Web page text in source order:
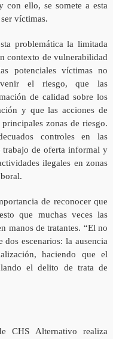
con ello, se somete a esta
víctimas.
problemática la limitada
contexto de vulnerabilidad
potenciales víctimas no
el riesgo, que las
de calidad sobre los
y que las acciones de
zonas de riesgo.
controles en las
trabajo de oferta informal y
ilegales en zonas
de reconocer que
que muchas veces las
manos de tratantes. “El no
dos escenarios: la ausencia
haciendo que el
el delito de trata de
CHS Alternativo realiza